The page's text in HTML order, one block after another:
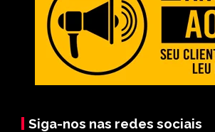
Siga-nos nas redes sociais